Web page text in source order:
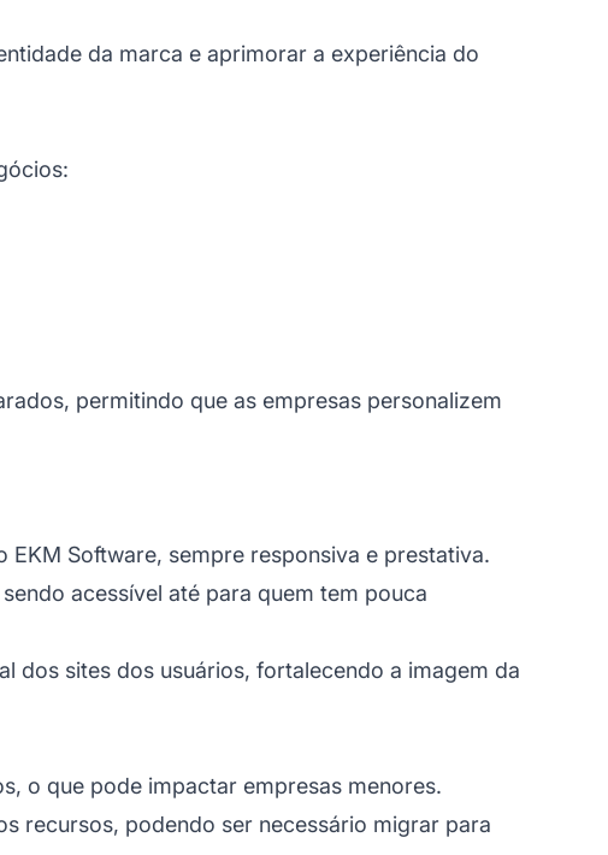
da marca e aprimorar a experiência do
permitindo que as empresas personalizem
EKM Software, sempre responsiva e prestativa.
acessível até para quem tem pouca
dos sites dos usuários, fortalecendo a imagem da
o que pode impactar empresas menores.
recursos, podendo ser necessário migrar para